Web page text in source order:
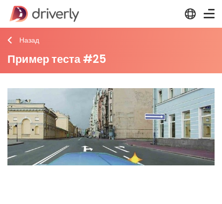
Назад
Пример теста #25